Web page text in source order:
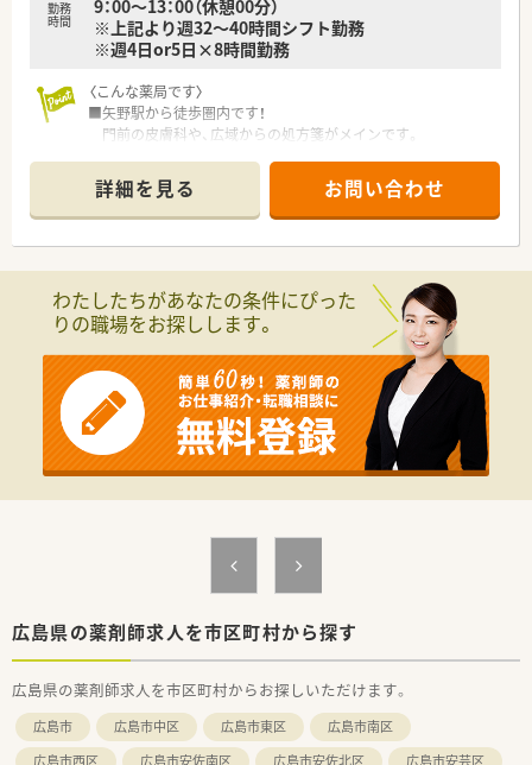
勤務
時間
9：00～13：00（休憩00分）
※上記より週32～40時間シフト勤務
※週4日or5日×8時間勤務
〈こんな薬局です〉
■矢野駅から徒歩圏内です！
門前の皮膚科や、広域からの処方箋がメインです。
■1日8時間勤務頂ける方歓迎◎
■処方箋は80枚/日程度、
多い時は100枚超/日程度となります。
■薬剤師は常勤3名が在籍しています。
■弊社は全国に12拠点を展開し、
全国各地の薬局・ドラッグストアなど、
豊富な求人情報をご提供しています。
また、今後ご転居された場合でも、
全国各地のエリア情報に精通したコンサルタントが
皆様をお迎えいたします。
■充実した福利厚生！
福利厚生サービス利用可能・スポーツクラブ利用可能・
特別休暇制度・慶弔見舞金制度などがございます。
e-ラーニング受講無料・ファーマシーセミナーへの参加無料・
情報メディア「ファルマラボ」 などがございます。
で、
安心してご就業いただけます。
他にも、夏季休暇・結婚休暇・出産休暇（産休取得者以外）・
産前産後休暇・忌引休暇・子の看護休暇・介護休暇が取得可能で
す。
詳細を見る お問い合わせ
わたしたちがあなたの条件にぴった
りの職場をお探しします。
広島県の薬剤師求人を市区町村から探す
広島県の薬剤師求人を市区町村からお探しいただけます。
広島市 広島市中区 広島市東区
広島市南区
広島市西区
広島市安佐南区 広島市安佐北区 広島市安芸区